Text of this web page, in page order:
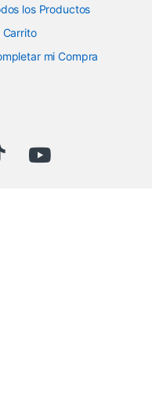
los Productos
Carrito
mi Compra